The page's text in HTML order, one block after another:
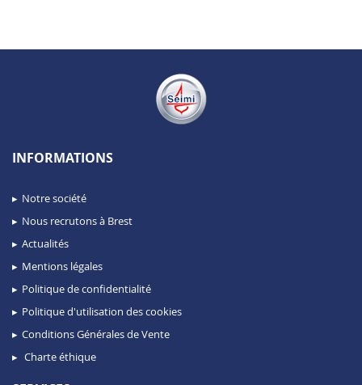
INFORMATIONS
Notre société
Nous recrutons à Brest
Actualités
Mentions légales
Politique de confidentialité
Politique d'utilisation des cookies
Conditions Générales de Vente
Charte éthique